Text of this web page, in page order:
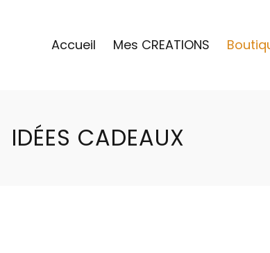
Accueil Mes CREATIONS
IDÉES CADEAUX